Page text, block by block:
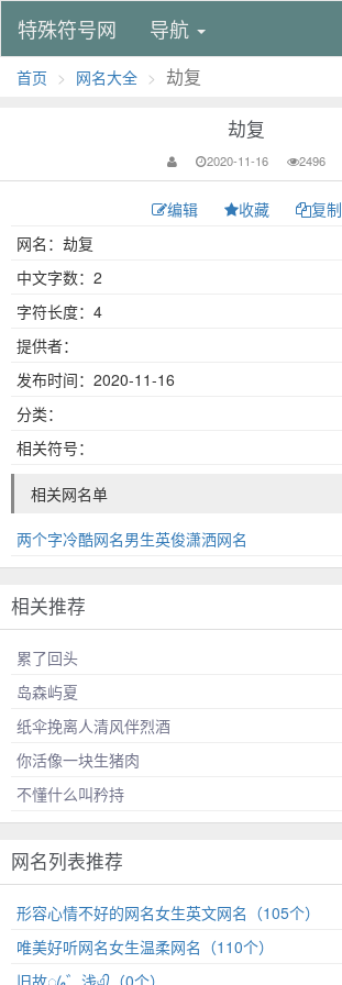
特殊符号网 导航
首页 网名大全 劫复
劫复
2020-11-16 2496
编辑 收藏
复制
网名：劫复
中文字数：2
字符长度：4
提供者：
发布时间：2020-11-16
分类：
相关符号：
相关网名单
两个字冷酷网名男生英俊潇洒网名
相关推荐
累了回头
岛森屿夏
纸伞挽离人清风伴烈酒
你活像一块生猪肉
不懂什么叫矜持
网名列表推荐
形容心情不好的网名女生英文网名（105个）
唯美好听网名女生温柔网名（110个）
旧故ꦿﻬ゛浅এ᭄（0个）